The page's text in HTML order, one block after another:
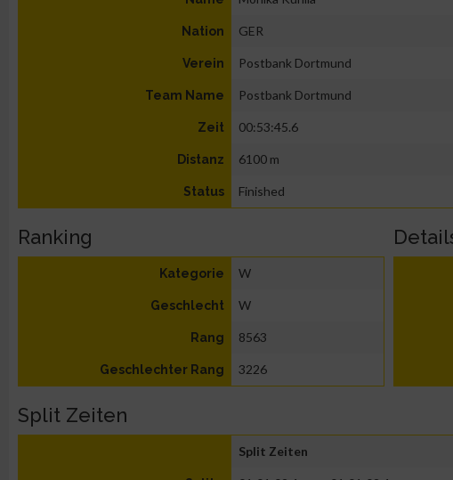
Nation GER
Verein Postbank Dortmund
Team Name Postbank Dortmund
Zeit 00:53:45.6
Distanz 6100 m
Status Finished
Ranking
Kategorie W
Geschlecht W
Rang 8563
Geschlechter Rang 3226
Split Zeiten
Split Zeiten